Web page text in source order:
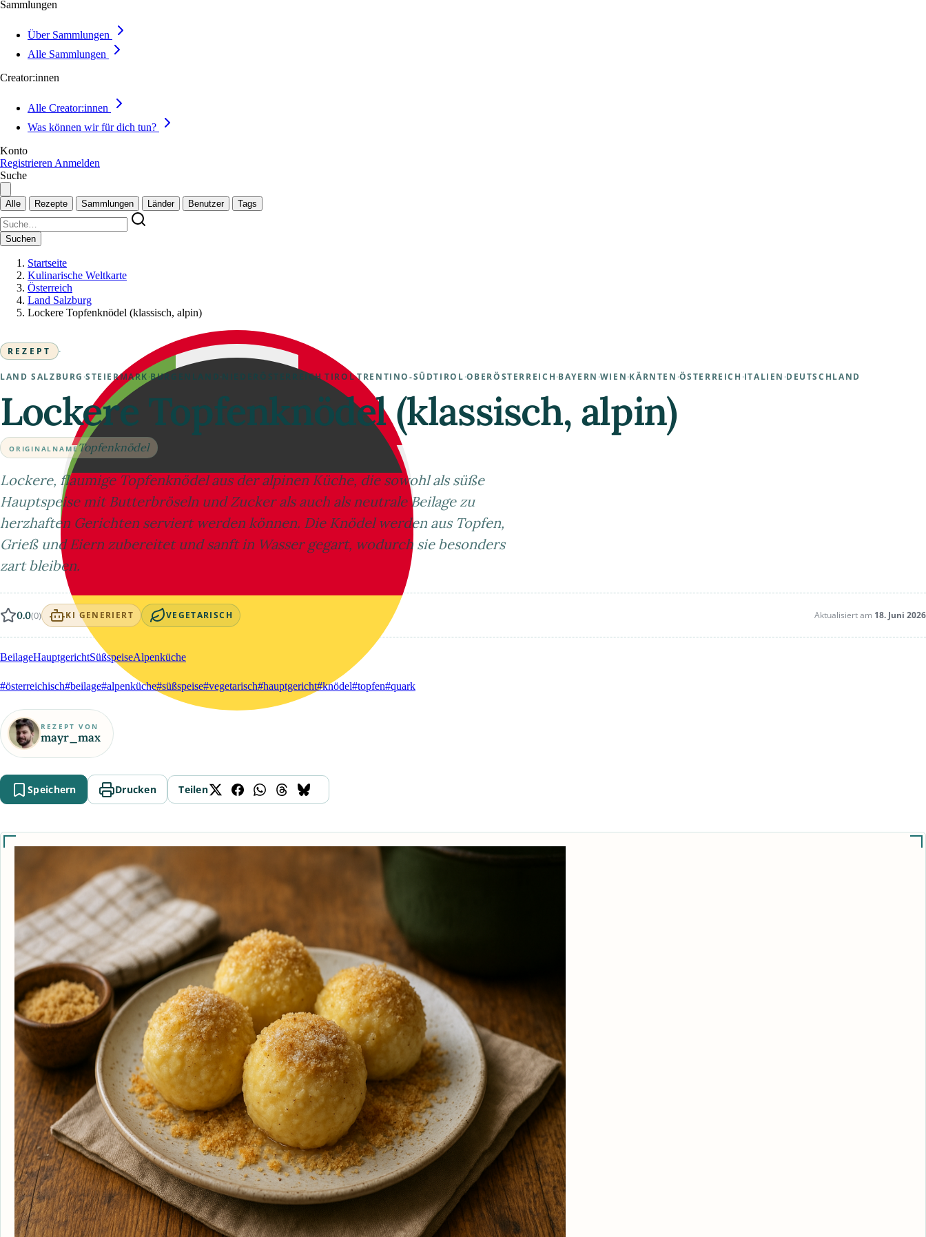
Sammlungen
Über Sammlungen
Alle Sammlungen
Creator:innen
Alle Creator:innen
Was können wir für dich tun?
Konto
Registrieren Anmelden
Suche
Alle Rezepte Sammlungen Länder Benutzer Tags
Suchen
Startseite
Kulinarische Weltkarte
Österreich
Land Salzburg
Lockere Topfenknödel (klassisch, alpin)
REZEPT ·
LAND SALZBURG ·STEIERMARK ·BURGENLAND NIEDERÖSTERREICH·TIROL·TRENTINO-SÜDTIROL ·OBERÖSTERREICH ·BAYERN ·WIEN ·KÄRNTEN ·ÖSTERREICH ·ITALIEN ·DEUTSCHLAND
Lockere Topfenknödel (klassisch, alpin)
ORIGINALNAMETopfenknödel
Lockere, flaumige Topfenknödel aus der alpinen Küche, die sowohl als süße
Hauptspeise mit Butterbröseln und Zucker als auch als neutrale Beilage zu
herzhaften Gerichten serviert werden können. Die Knödel werden aus Topfen,
Grieß und Eiern zubereitet und sanft in Wasser gegart, wodurch sie besonders
zart bleiben.
0.0(0) KI GENERIERT VEGETARISCH Aktualisiert am 18. Juni 2026
BeilageHauptgerichtSüßspeiseAlpenküche
#österreichisch#beilage#alpenküche#süßspeise#vegetarisch#hauptgericht#knödel#topfen#quark
REZEPT VON
mayr_max
Speichern Drucken Teilen